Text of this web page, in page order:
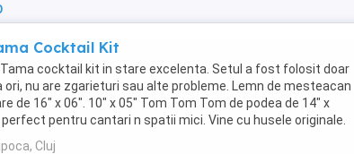
Cocktail Kit
cocktail kit in stare excelenta. Setul a fost folosit doar
ori, nu are zgarieturi sau alte probleme. Lemn de mesteacan
de 16" x 06". 10" x 05" Tom Tom Tom de podea de 14" x
perfect pentru cantari n spatii mici. Vine cu husele originale.
curier, ...
Cluj